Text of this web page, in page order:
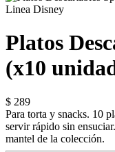
Linea Disney
Platos
(x10
$ 289
Para torta y snacks. 10
servir rápido sin
mantel de la colección.